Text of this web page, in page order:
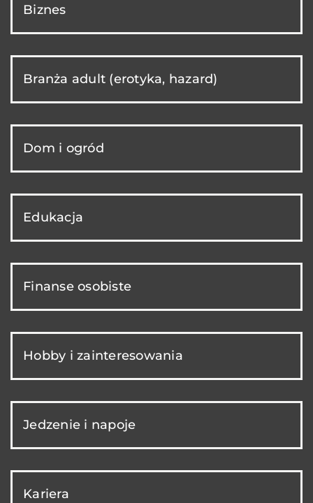
Biznes
Branża adult (erotyka, hazard)
Dom i ogród
Edukacja
Finanse osobiste
Hobby i zainteresowania
Jedzenie i napoje
Kariera